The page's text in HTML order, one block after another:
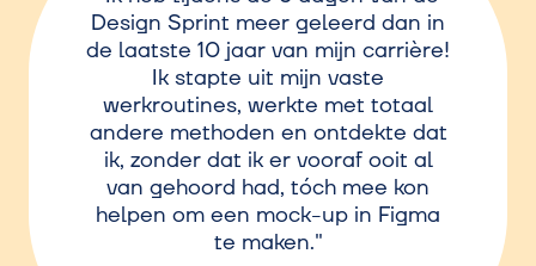
Design Sprint meer geleerd dan in
de laatste 10 jaar van mijn carrière!
Ik stapte uit mijn vaste
werkroutines, werkte met totaal
andere methoden en ontdekte dat
ik, zonder dat ik er vooraf ooit al
van gehoord had, tóch mee kon
helpen om een mock-up in Figma
te maken.